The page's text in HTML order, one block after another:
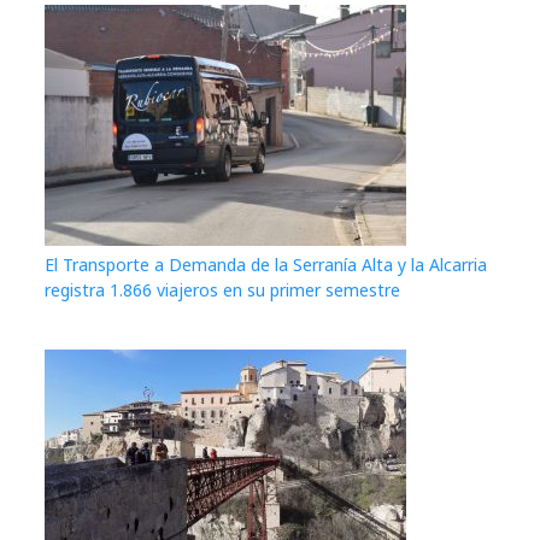
El Transporte a Demanda de la Serranía Alta y la Alcarria
registra 1.866 viajeros en su primer semestre